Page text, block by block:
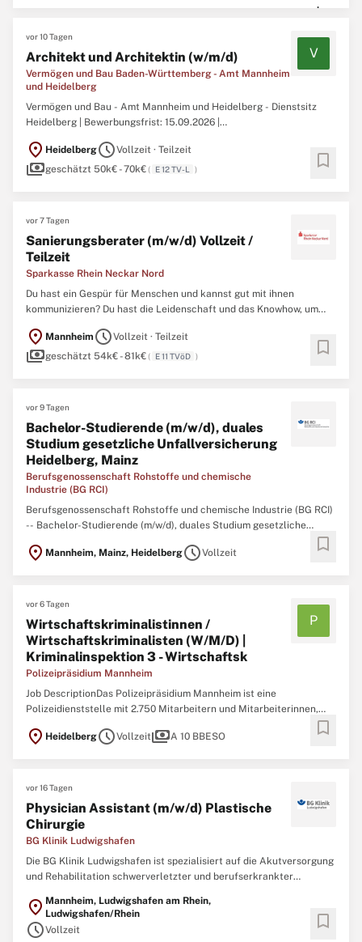
vor 10 Tagen
Architekt und Architektin (w/m/d)
Vermögen und Bau Baden-Württemberg - Amt Mannheim
und Heidelberg
V
Vermögen und Bau - Amt Mannheim und Heidelberg - Dienstsitz
Heidelberg | Bewerbungsfrist: 15.09.2026 |
12 Architekt und Architektin (w/m/d)Vollzeit / Teilzeit / unbefristet /
VBBW-Amt-MA-HD-082Informationen zum Landesbetrieb
location_on HeidelbergscheduleVollzeit · Teilzeit
paymentsgeschätzt 50k€ - 70k€( E 12 TV-L ) bookmark
vor 7 Tagen
Sanierungsberater (m/w/d) Vollzeit /
Teilzeit
Sparkasse Rhein Neckar Nord
Du hast ein Gespür für Menschen und kannst gut mit ihnen
kommunizieren? Du hast die Leidenschaft und das Knowhow, um
finanziellen Herausforderungen zu unterstützen? Dann haben wir
die Lösung für Dich: Steige ein als Sanierungsberater (m/w/d)
location_on Mannheim scheduleVollzeit · Teilzeit
paymentsgeschätzt 54k€ - 81k€( E 11 TVöD ) bookmark
vor 9 Tagen
Bachelor-Studierende (m/w/d), duales
Studium gesetzliche Unfallversicherung
Heidelberg, Mainz
Berufsgenossenschaft Rohstoffe und chemische
Industrie (BG RCI)
Berufsgenossenschaft Rohstoffe und chemische Industrie (BG RCI)
-- Bachelor-Studierende (m/w/d), duales Studium gesetzliche
Sozialversicherung von morgen – Studieren Sie mit Vision! Die BG
location_on Mannheim, Mainz, HeidelbergscheduleVollzeit bookmark
vor 6 Tagen
Wirtschaftskriminalistinnen /
Wirtschaftskriminalisten (W/M/D) |
Kriminalinspektion 3 - Wirtschaftsk
Polizeipräsidium Mannheim
P
Job DescriptionDas Polizeipräsidium Mannheim ist eine
Polizeidienststelle mit 2.750 Mitarbeitern und Mitarbeiterinnen,
Zuständigkeitsbereich\ N umfasst die Stadtkreise Mannheim und
location_on HeidelbergscheduleVollzeitpaymentsA 10 BBESO bookmark
vor 16 Tagen
Physician Assistant (m/w/d) Plastische
Chirurgie
BG Klinik Ludwigshafen
Die BG Klinik Ludwigshafen ist spezialisiert auf die Akutversorgung
und Rehabilitation schwerverletzter und berufserkrankter
Stationen täglich alles – und begleiten sie interdisziplinär vom
Unfallort zurück ins Leben. Das ist oftmals eine ...
location_on Mannheim, Ludwigshafen am Rhein,
Ludwigshafen/Rhein
scheduleVollzeit bookmark